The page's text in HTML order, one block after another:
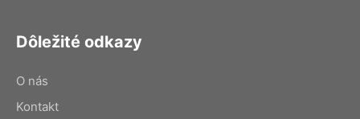
Dôležité odkazy
O nás
Kontakt